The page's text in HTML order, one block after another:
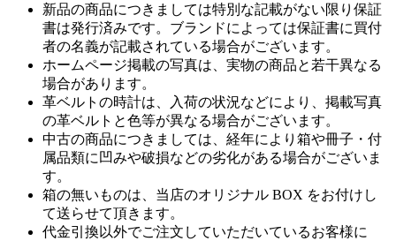
新品の商品につきましては特別な記載がない限り保証
書は発行済みです。ブランドによっては保証書に買付
者の名義が記載されている場合がございます。
ホームページ掲載の写真は、実物の商品と若干異なる
場合があります。
革ベルトの時計は、入荷の状況などにより、掲載写真
の革ベルトと色等が異なる場合がございます。
中古の商品につきましては、経年により箱や冊子・付
属品類に凹みや破損などの劣化がある場合がございま
す。
箱の無いものは、当店のオリジナル BOX をお付けし
て送らせて頂きます。
代金引換以外でご注文していただいているお客様に